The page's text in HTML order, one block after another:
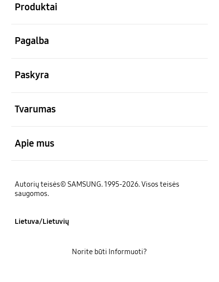
Produktai
Pagalba
Paskyra
Tvarumas
Apie mus
Autorių teisės© SAMSUNG. 1995-2026. Visos teisės
saugomos.
Lietuva/Lietuvių
Norite būti Informuoti?